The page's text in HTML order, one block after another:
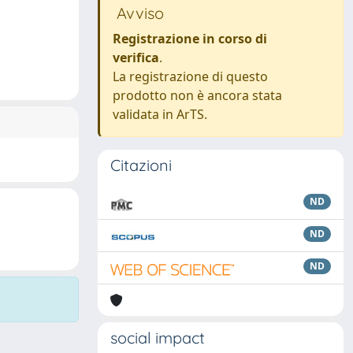
Avviso
Registrazione in corso di
verifica.
La registrazione di questo
prodotto non è ancora stata
validata in ArTS.
Citazioni
ND
ND
ND
social impact